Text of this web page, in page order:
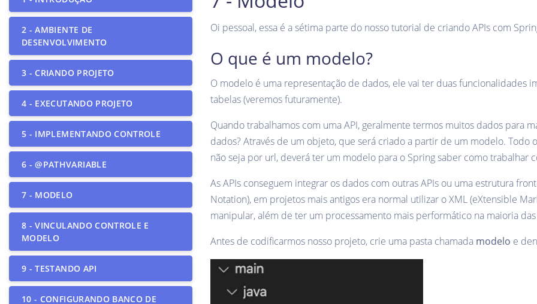
2 - AMBIENTE DE
DESENVOLVIMENTO
3 - CRIANDO PROJETO
4 - EXECUTANDO PROJETO
5 - IMPLEMENTANDO CONTROLE
6 - @PATHVARIABLE
7 - MODELO
8 - VINCULANDO CONTROLE E
MODELO
9 - TESTANDO API
10 - CONFIGURANDO BANCO DE
Oi pessoal, essa é a sétima parte do nosso tutorial de criando APIs com
O que é um modelo?
O modelo é uma representação de dados, ele vai ter duas funcionalidades
tabelas (veremos futuramente).
Quando trabalhamos com uma API, geralmente termos muitos dados para
dados? Através de um objeto, que será criado a partir de um modelo.
não seja por url, deverá ter um modelo para o Spring saber como trabalhar
As APIs conseguem integrar os dados com outras APIs ou uma estrutura
Notation), em projetos mais antigos era normal utilizar o XML (eXtensible
manipular, além de ter um processamento mais performático na maioria das
Antes de codificarmos nosso projeto, crie uma pasta chamada modelo e